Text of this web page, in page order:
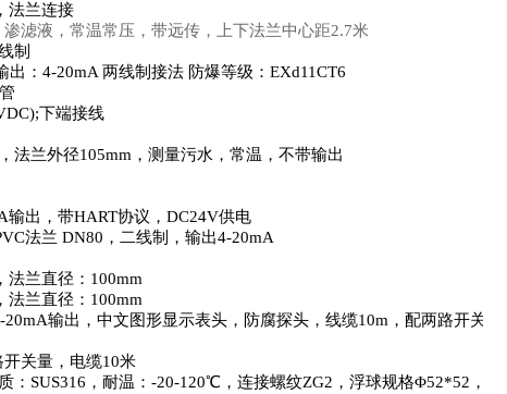
法兰连接
滤液，常温常压，带远传，上下法兰中心距2.7米
制
出： 4-20mA 两线制接法 防爆等级： EXd11CT6
下端接线
，法兰外径105mm ，测量污水，常温，不带输出
输出，带HART协议， DC24V供电
法兰 DN80 ，二线制，输出4-20mA
法兰直径： 100mm
法兰直径： 100mm
20mA输出，中文图形显示表头，防腐探头，线缆10m ，配两路开关量
开关量，电缆10米
： SUS316 ，耐温： -20-120℃，连接螺纹ZG2 ，浮球规格Φ52*52 ，